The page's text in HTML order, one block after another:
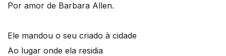
Por amor de Barbara Allen.
Ele mandou o seu criado à cidade
Ao lugar onde ela residia